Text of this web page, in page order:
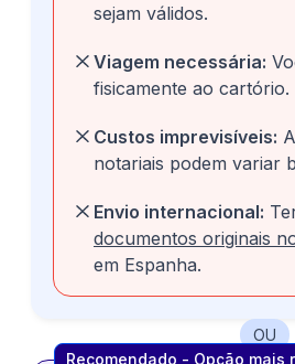
sejam válidos.
Viagem necessária:
fisicamente ao cartório.
Custos imprevisíveis:
notariais podem variar
Envio internacional:
documentos originais
em Espanha.
OU
Recomendado - Opção mais